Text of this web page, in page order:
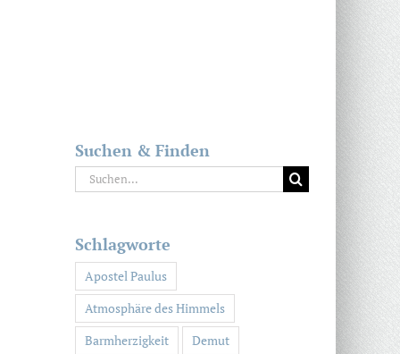
Suchen & Finden
Suche
nach:
Schlagworte
Apostel Paulus
Atmosphäre des Himmels
Barmherzigkeit
Demut